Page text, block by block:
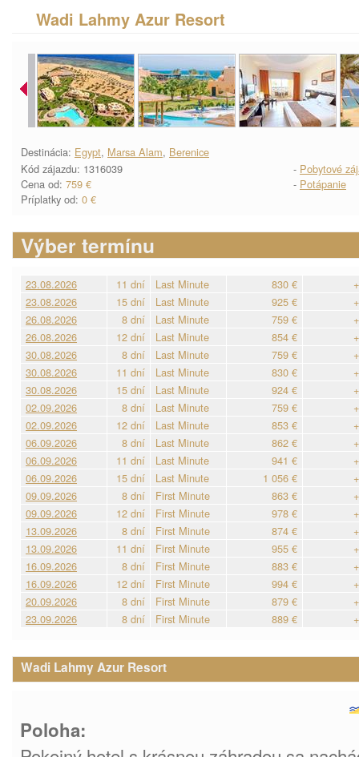
Wadi Lahmy Azur Resort
Destinácia: Egypt, Marsa Alam, Berenice
Kód zájazdu: 1316039
Cena od: 759 €
Príplatky od: 0 €
- Pobytové
- Potápanie
Výber termínu
23.08.2026 11 dní Last Minute 830 €
23.08.2026
15 dní Last Minute 925 €
26.08.2026
8 dní Last Minute 759 €
26.08.2026
12 dní Last Minute 854 €
30.08.2026
8 dní Last Minute 759 €
30.08.2026
11 dní Last Minute 830 €
30.08.2026
15 dní Last Minute 924 €
02.09.2026
8 dní Last Minute 759 €
02.09.2026
12 dní Last Minute 853 €
06.09.2026
8 dní Last Minute 862 €
06.09.2026
11 dní Last Minute 941 €
06.09.2026
15 dní Last Minute 1 056 €
09.09.2026
8 dní First Minute 863 €
09.09.2026
12 dní First Minute 978 €
13.09.2026
8 dní First Minute 874 €
13.09.2026
11 dní First Minute 955 €
16.09.2026
8 dní First Minute 883 €
16.09.2026
12 dní First Minute 994 €
20.09.2026
8 dní First Minute 879 €
23.09.2026
8 dní First Minute 889 €
Wadi Lahmy Azur Resort
Poloha: